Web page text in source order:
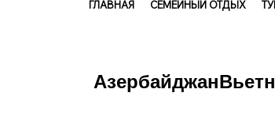
ГЛАВНАЯ СЕМЕЙНЫЙ ОТДЫХ
Азербайджан